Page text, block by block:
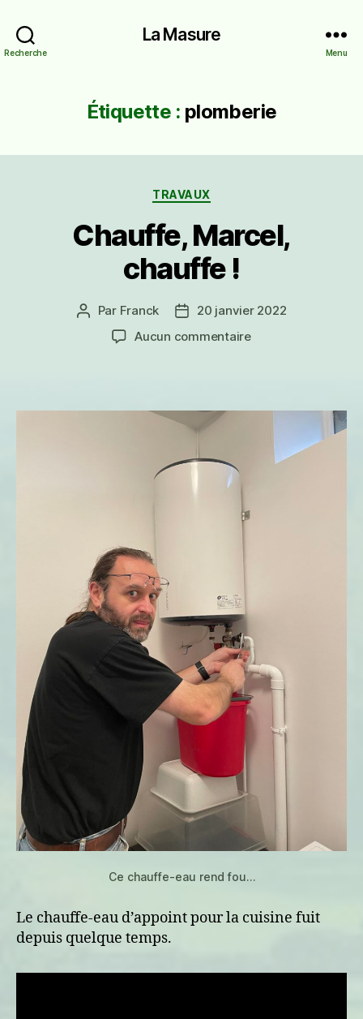
Recherche
La Masure
Menu
Étiquette : plomberie
Catégories
TRAVAUX
Chauffe, Marcel,
chauffe !
Auteur
l’article
Par Franck
Date20 janvier 2022
Aucun commentairesur
Ce chauffe-eau rend fou…
Le chauffe-eau d’appoint pour la cuisine fuit
depuis quelque temps.